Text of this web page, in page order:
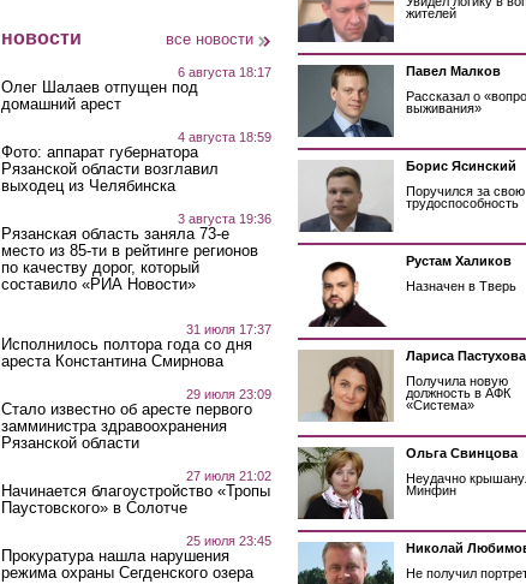
новости все новости
6 августа 18:17
Олег Шалаев отпущен под
домашний арест
4 августа 18:59
Фото: аппарат губернатора
Рязанской области возглавил
выходец из Челябинска
3 августа 19:36
Рязанская область заняла 73-е
место из 85-ти в рейтинге регионов
по качеству дорог, который
составило «РИА Новости»
31 июля 17:37
Исполнилось полтора года со дня
ареста Константина Смирнова
29 июля 23:09
Стало известно об аресте первого
замминистра здравоохранения
Рязанской области
27 июля 21:02
Начинается благоустройство «Тропы
Паустовского» в Солотче
25 июля 23:45
Прокуратура нашла нарушения
режима охраны Сегденского озера
жителей
Павел Малков
Рассказал о
выживания»
Борис Ясинский
Поручился за свою
трудоспособность
Рустам Халиков
Назначен в Тверь
Лариса Пастухова
Получила новую
должность в АФК
«Система»
Ольга Свинцова
Неудачно
Минфин
Николай
Не получил